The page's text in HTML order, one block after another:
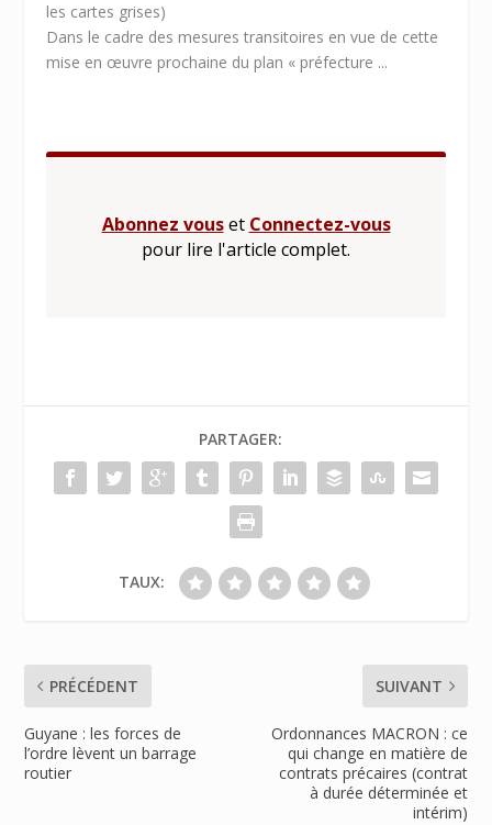
les cartes grises)
Dans le cadre des mesures transitoires en vue de cette
mise en œuvre prochaine du plan « préfecture ...
Abonnez vouset Connectez-vous
pour lire l'article complet.
PARTAGER:
TAUX:
PRÉCÉDENT
Guyane : les forces de
l’ordre lèvent un barrage
routier
SUIVANT
Ordonnances MACRON : ce
qui change en matière de
contrats précaires (contrat
à durée déterminée et
intérim)